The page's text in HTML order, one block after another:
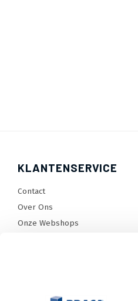
KLANTENSERVICE
Contact
Over Ons
Onze Webshops